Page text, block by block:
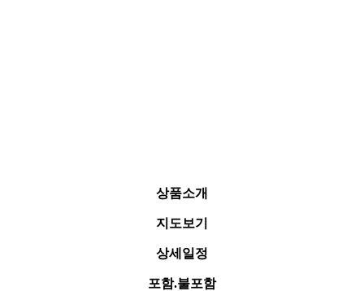
상품소개
지도보기
상세일정
포함.불포함